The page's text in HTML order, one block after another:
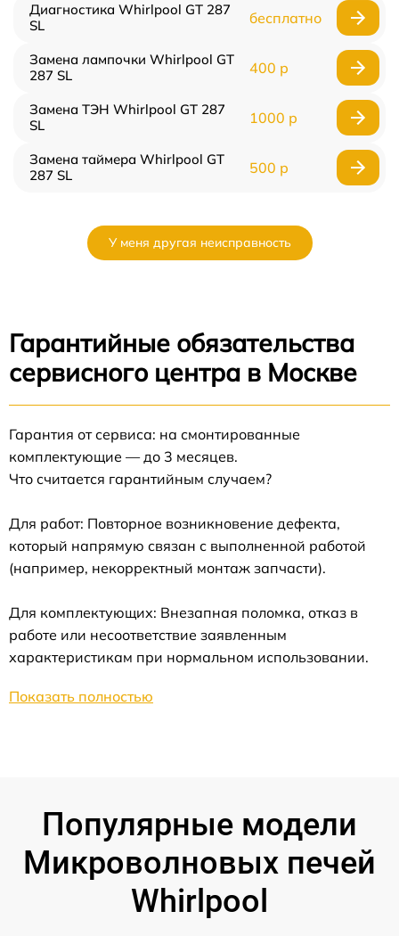
Диагностика Whirlpool GT 287
SL
бесплатно
Замена лампочки Whirlpool GT
287 SL
400 р
Замена ТЭН Whirlpool GT 287
SL
1000 р
Замена таймера Whirlpool GT
287 SL
500 р
У меня другая неисправность
Гарантийные обязательства
сервисного центра в Москве
Гарантия от сервиса: на смонтированные
комплектующие — до 3 месяцев.
Что считается гарантийным случаем?
Для работ: Повторное возникновение дефекта,
который напрямую связан с выполненной работой
(например, некорректный монтаж запчасти).
Для комплектующих: Внезапная поломка, отказ в
работе или несоответствие заявленным
характеристикам при нормальном использовании.
Показать полностью
Популярные модели
Микроволновых печей
Whirlpool